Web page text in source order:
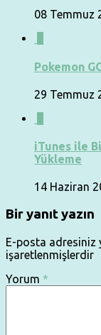
08 Temmuz
Pokemon
29 Temmuz
iTunes ile
Yükleme
14 Haziran
Bir yanıt yazın
E-posta adresiniz
işaretlenmişlerdir
Yorum *